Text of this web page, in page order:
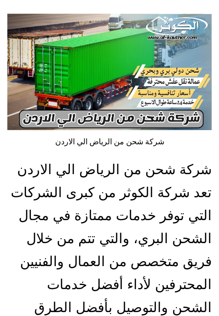
شركة شحن من الرياض الي الاردن
شركة شحن من الرياض الي الاردن
تعد شركة الكوثر من كبرى الشركات
التي توفر خدمات ممتازة في مجال
الشحن البري، والتي تتم من خلال
فريق متخصص من العمال والفنيين
المحترفين لأداء أفضل خدمات
الشحن والتوصيل بأفضل الطرق